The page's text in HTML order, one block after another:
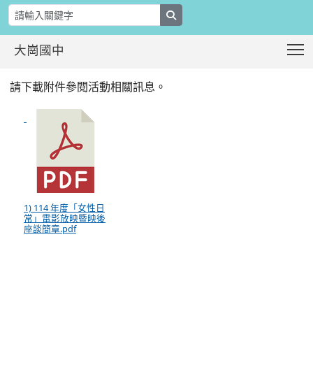
大崗國中
114 年度「女性日常」電影放映暨映
請下載附件參閱活動相關訊息。
1) 114 年度「女性日
常」電影放映暨映後
座談簡章.pdf